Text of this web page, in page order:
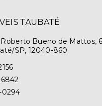
TAUBATÉ
Bueno de Mattos,
SP, 12040-860
6842
0294